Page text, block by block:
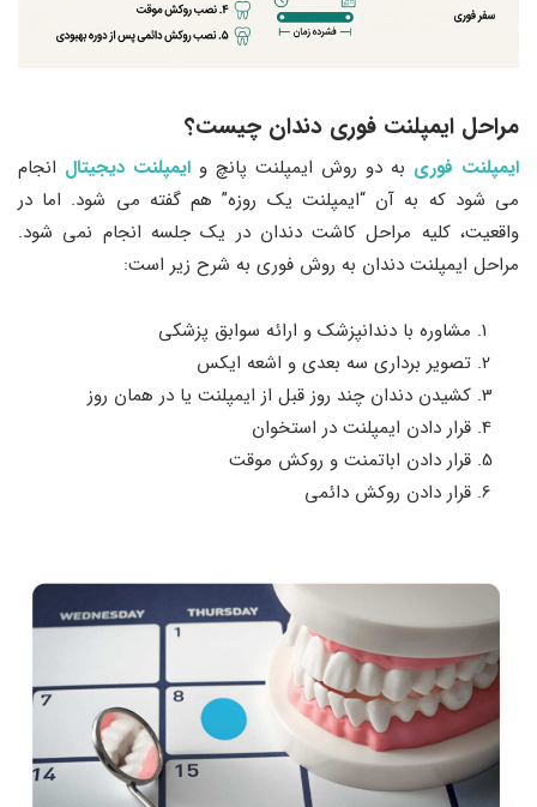
مراحل ایمپلنت فوری دندان چیست؟
ایمپلنت فوری به دو روش ایمپلنت پانچ و ایمپلنت دیجیتال انجام
می ‌شود که به آن “ایمپلنت یک روزه” هم گفته می ‌شود. اما در
واقعیت، کلیه مراحل کاشت دندان در یک جلسه انجام نمی ‌شود.
مراحل ایمپلنت دندان به روش فوری به شرح زیر است:
مشاوره با دندانپزشک و ارائه سوابق پزشکی
تصویر برداری سه ‌بعدی و اشعه ایکس
کشیدن دندان چند روز قبل از ایمپلنت یا در همان روز
قرار دادن ایمپلنت در استخوان
قرار دادن اباتمنت و روکش موقت
قرار دادن روکش دائمی